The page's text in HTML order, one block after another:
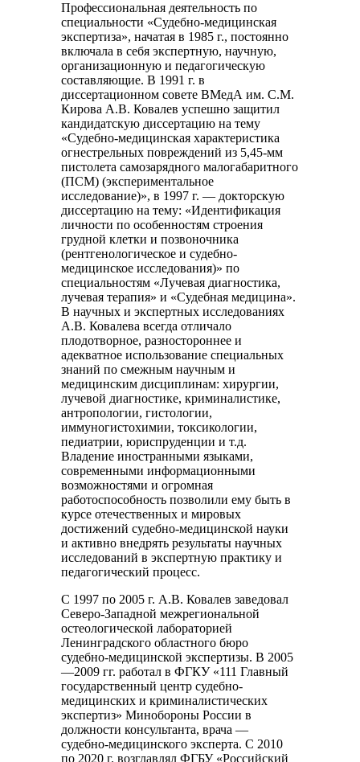
Профессиональная деятельность по
специальности «Судебно-медицинская
экспертиза», начатая в 1985 г., постоянно
включала в себя экспертную, научную,
организационную и педагогическую
составляющие. В 1991 г. в
диссертационном совете ВМедА им. С.М.
Кирова А.В. Ковалев успешно защитил
кандидатскую диссертацию на тему
«Судебно-медицинская характеристика
огнестрельных повреждений из 5,45-мм
пистолета самозарядного малогабаритного
(ПСМ) (экспериментальное
исследование)», в 1997 г. — докторскую
диссертацию на тему: «Идентификация
личности по особенностям строения
грудной клетки и позвоночника
(рентгенологическое и судебно-
медицинское исследования)» по
специальностям «Лучевая диагностика,
лучевая терапия» и «Судебная медицина».
В научных и экспертных исследованиях
А.В. Ковалева всегда отличало
плодотворное, разностороннее и
адекватное использование специальных
знаний по смежным научным и
медицинским дисциплинам: хирургии,
лучевой диагностике, криминалистике,
антропологии, гистологии,
иммуногистохимии, токсикологии,
педиатрии, юриспруденции и т.д.
Владение иностранными языками,
современными информационными
возможностями и огромная
работоспособность позволили ему быть в
курсе отечественных и мировых
достижений судебно-медицинской науки
и активно внедрять результаты научных
исследований в экспертную практику и
педагогический процесс.
С 1997 по 2005 г. А.В. Ковалев заведовал
Северо-Западной межрегиональной
остеологической лабораторией
Ленинградского областного бюро
судебно-медицинской экспертизы. В 2005
—2009 гг. работал в ФГКУ «111 Главный
государственный центр судебно-
медицинских и криминалистических
экспертиз» Минобороны России в
должности консультанта, врача —
судебно-медицинского эксперта. С 2010
по 2020 г. возглавлял ФГБУ «Российский